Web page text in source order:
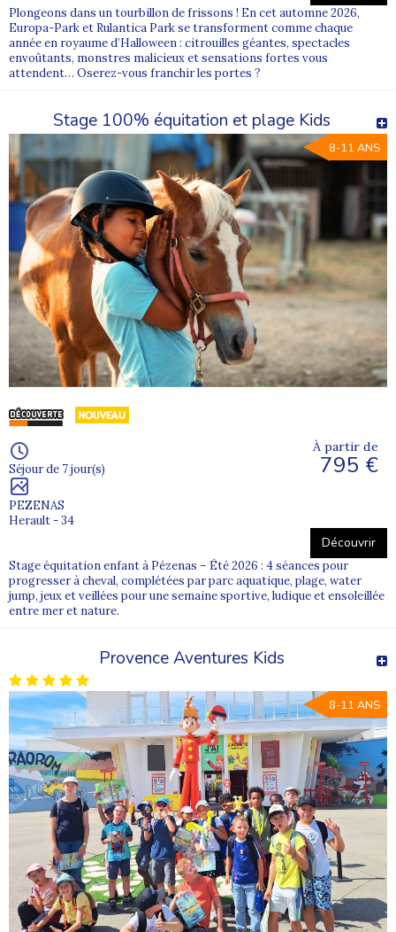
Plongeons dans un tourbillon de frissons ! En cet automne 2026,
Europa-Park et Rulantica Park se transforment comme chaque
année en royaume d’Halloween : citrouilles géantes, spectacles
envoûtants, monstres malicieux et sensations fortes vous
attendent… Oserez-vous franchir les portes ?
Stage 100% équitation et plage Kids
8-11 ANS
Séjour de 7 jour(s)
PEZENAS
Herault - 34
À partir de
795 €
Découvrir
Stage équitation enfant à Pézenas – Été 2026 : 4 séances pour
progresser à cheval, complétées par parc aquatique, plage, water
jump, jeux et veillées pour une semaine sportive, ludique et ensoleillée
entre mer et nature.
Provence Aventures Kids
8-11 ANS